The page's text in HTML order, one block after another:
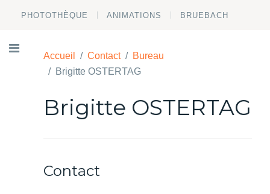
PHOTOTHÈQUE ANIMATIONS BRUEBACH
Accueil Contact
Bureau
Brigitte OSTERTAG
Brigitte OSTERTAG
Contact